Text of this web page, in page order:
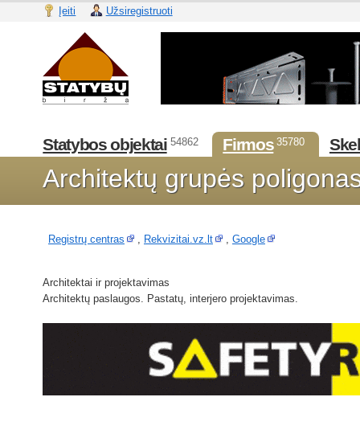
Įeiti Užsiregistruoti
Statybos objektai 54862 Firmos 35780
Architektų grupės
Registrų centras , Rekvizitai.vz.lt , Google
Architektai ir projektavimas
Architektų paslaugos. Pastatų, interjero projektavimas.